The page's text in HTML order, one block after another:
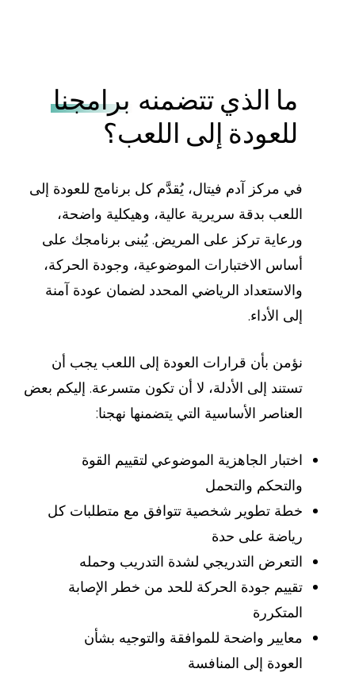
ما الذي تتضمنه برامجنا
للعودة إلى اللعب؟
في مركز آدم فيتال، يُقدَّم كل برنامج للعودة إلى
اللعب بدقة سريرية عالية، وهيكلية واضحة،
ورعاية تركز على المريض. يُبنى برنامجك على
أساس الاختبارات الموضوعية، وجودة الحركة،
والاستعداد الرياضي المحدد لضمان عودة آمنة
إلى الأداء.
نؤمن بأن قرارات العودة إلى اللعب يجب أن
تستند إلى الأدلة، لا أن تكون متسرعة. إليكم بعض
العناصر الأساسية التي يتضمنها نهجنا:
اختبار الجاهزية الموضوعي لتقييم القوة
والتحكم والتحمل
خطة تطوير شخصية تتوافق مع متطلبات كل
رياضة على حدة
التعرض التدريجي لشدة التدريب وحمله
تقييم جودة الحركة للحد من خطر الإصابة
المتكررة
معايير واضحة للموافقة والتوجيه بشأن
العودة إلى المنافسة